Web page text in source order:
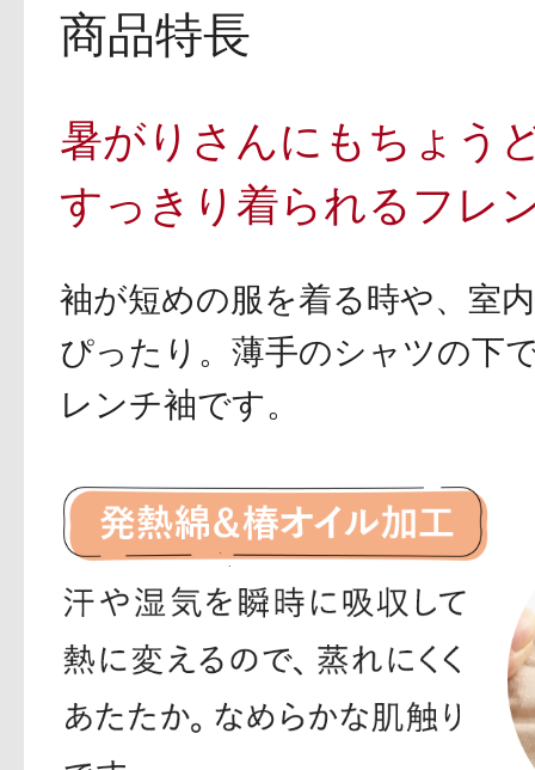
よくあるご質問
商品特長
暑がりさんにもちょう
すっきり着られるフレ
袖が短めの服を着る時や、室
ぴったり。薄手のシャツの下
レンチ袖です。